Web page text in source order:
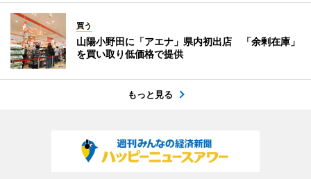
買う
山陽小野田に「アエナ」県内初出店 「余剰在庫」
を買い取り低価格で提供
もっと見る